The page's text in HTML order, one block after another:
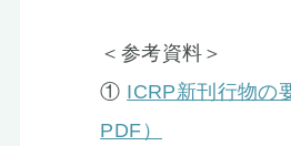
＜参考資料＞
① ICRP新刊行物の
PDF）